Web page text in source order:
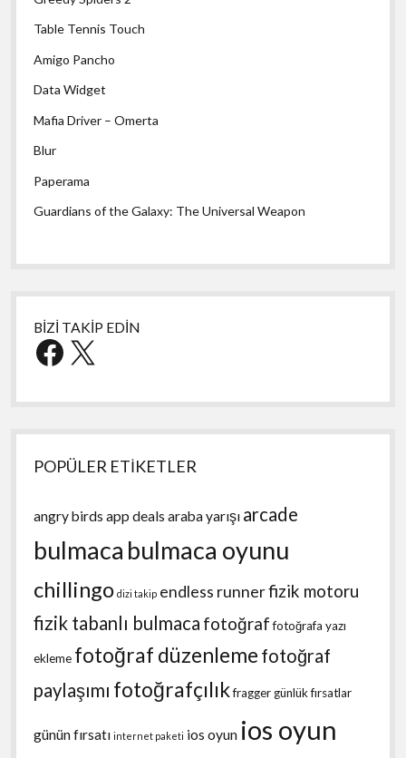
Table Tennis Touch
Amigo Pancho
Data Widget
Mafia Driver – Omerta
Blur
Paperama
Guardians of the Galaxy: The Universal Weapon
BİZİ TAKİP EDİN
Facebook
X
POPÜLER ETİKETLER
angry birds app deals araba yarışı arcade
bulmaca bulmaca oyunu
chillingo dizi takip endless runnerfizik motoru
fizik tabanlı bulmaca fotoğraf fotoğrafa yazı
ekleme fotoğraf düzenleme fotoğraf
paylaşımı fotoğrafçılıkfraggergünlük fırsatlar
günün fırsatı internet paketi ios oyun ios oyun